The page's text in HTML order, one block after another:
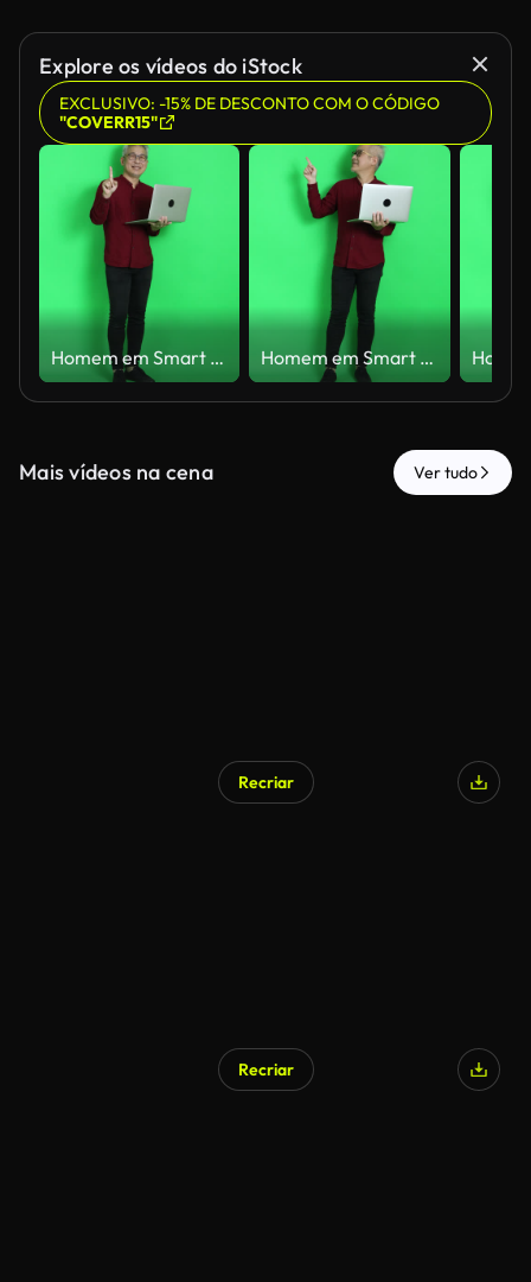
Explore os vídeos do iStock
EXCLUSIVO: -15% DE DESCONTO COM O CÓDIGO
"COVERR15"
Homem em Smart Casual Homem em Smart Casual
Mais vídeos na cena Ver tudo
Recriar
Recriar